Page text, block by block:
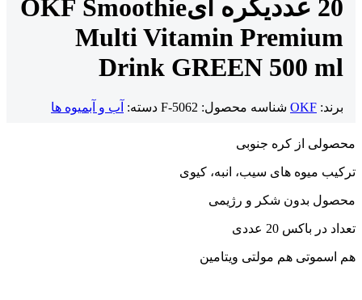
20 عددی
کره ایOKF Smoothie
Multi Vitamin Premium
Drink GREEN 500 ml
برند: OKF شناسه محصول: F-5062 دسته: آب و آبمیوه ها
محصولی از کره جنوبی
ترکیب میوه های سیب، انبه، کیوی
محصول بدون شکر و رژیمی
تعداد در باکس 20 عددی
هم اسموتی هم مولتی ویتامین